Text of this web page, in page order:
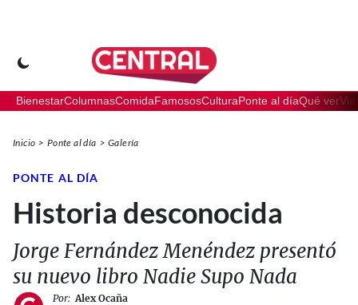
BienestarColumnasComidaFamososCulturaPonte al díaQué ver
Inicio Ponte al día Galería
PONTE AL DÍA
Historia desconocida
Jorge Fernández Menéndez presentó
su nuevo libro Nadie Supo Nada
Por: Alex Ocaña